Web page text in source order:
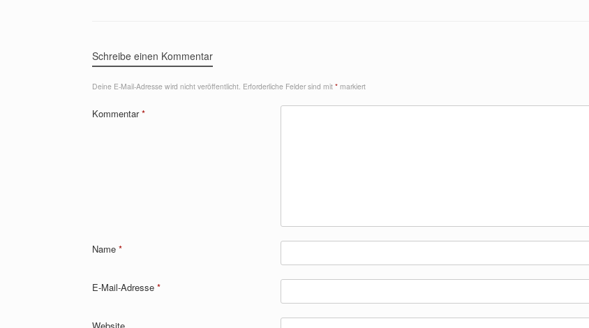
Schreibe einen Kommentar
Deine E-Mail-Adresse wird nicht veröffentlicht. Erforderliche Felder sind mit * markiert
Kommentar*
Name *
E-Mail-Adresse *